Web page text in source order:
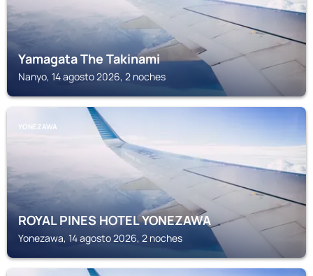
Yamagata The Takinami
Nanyo, 14 agosto 2026, 2 noches
YONEZAWA
ROYAL PINES HOTEL YONEZAWA
Yonezawa, 14 agosto 2026, 2 noches